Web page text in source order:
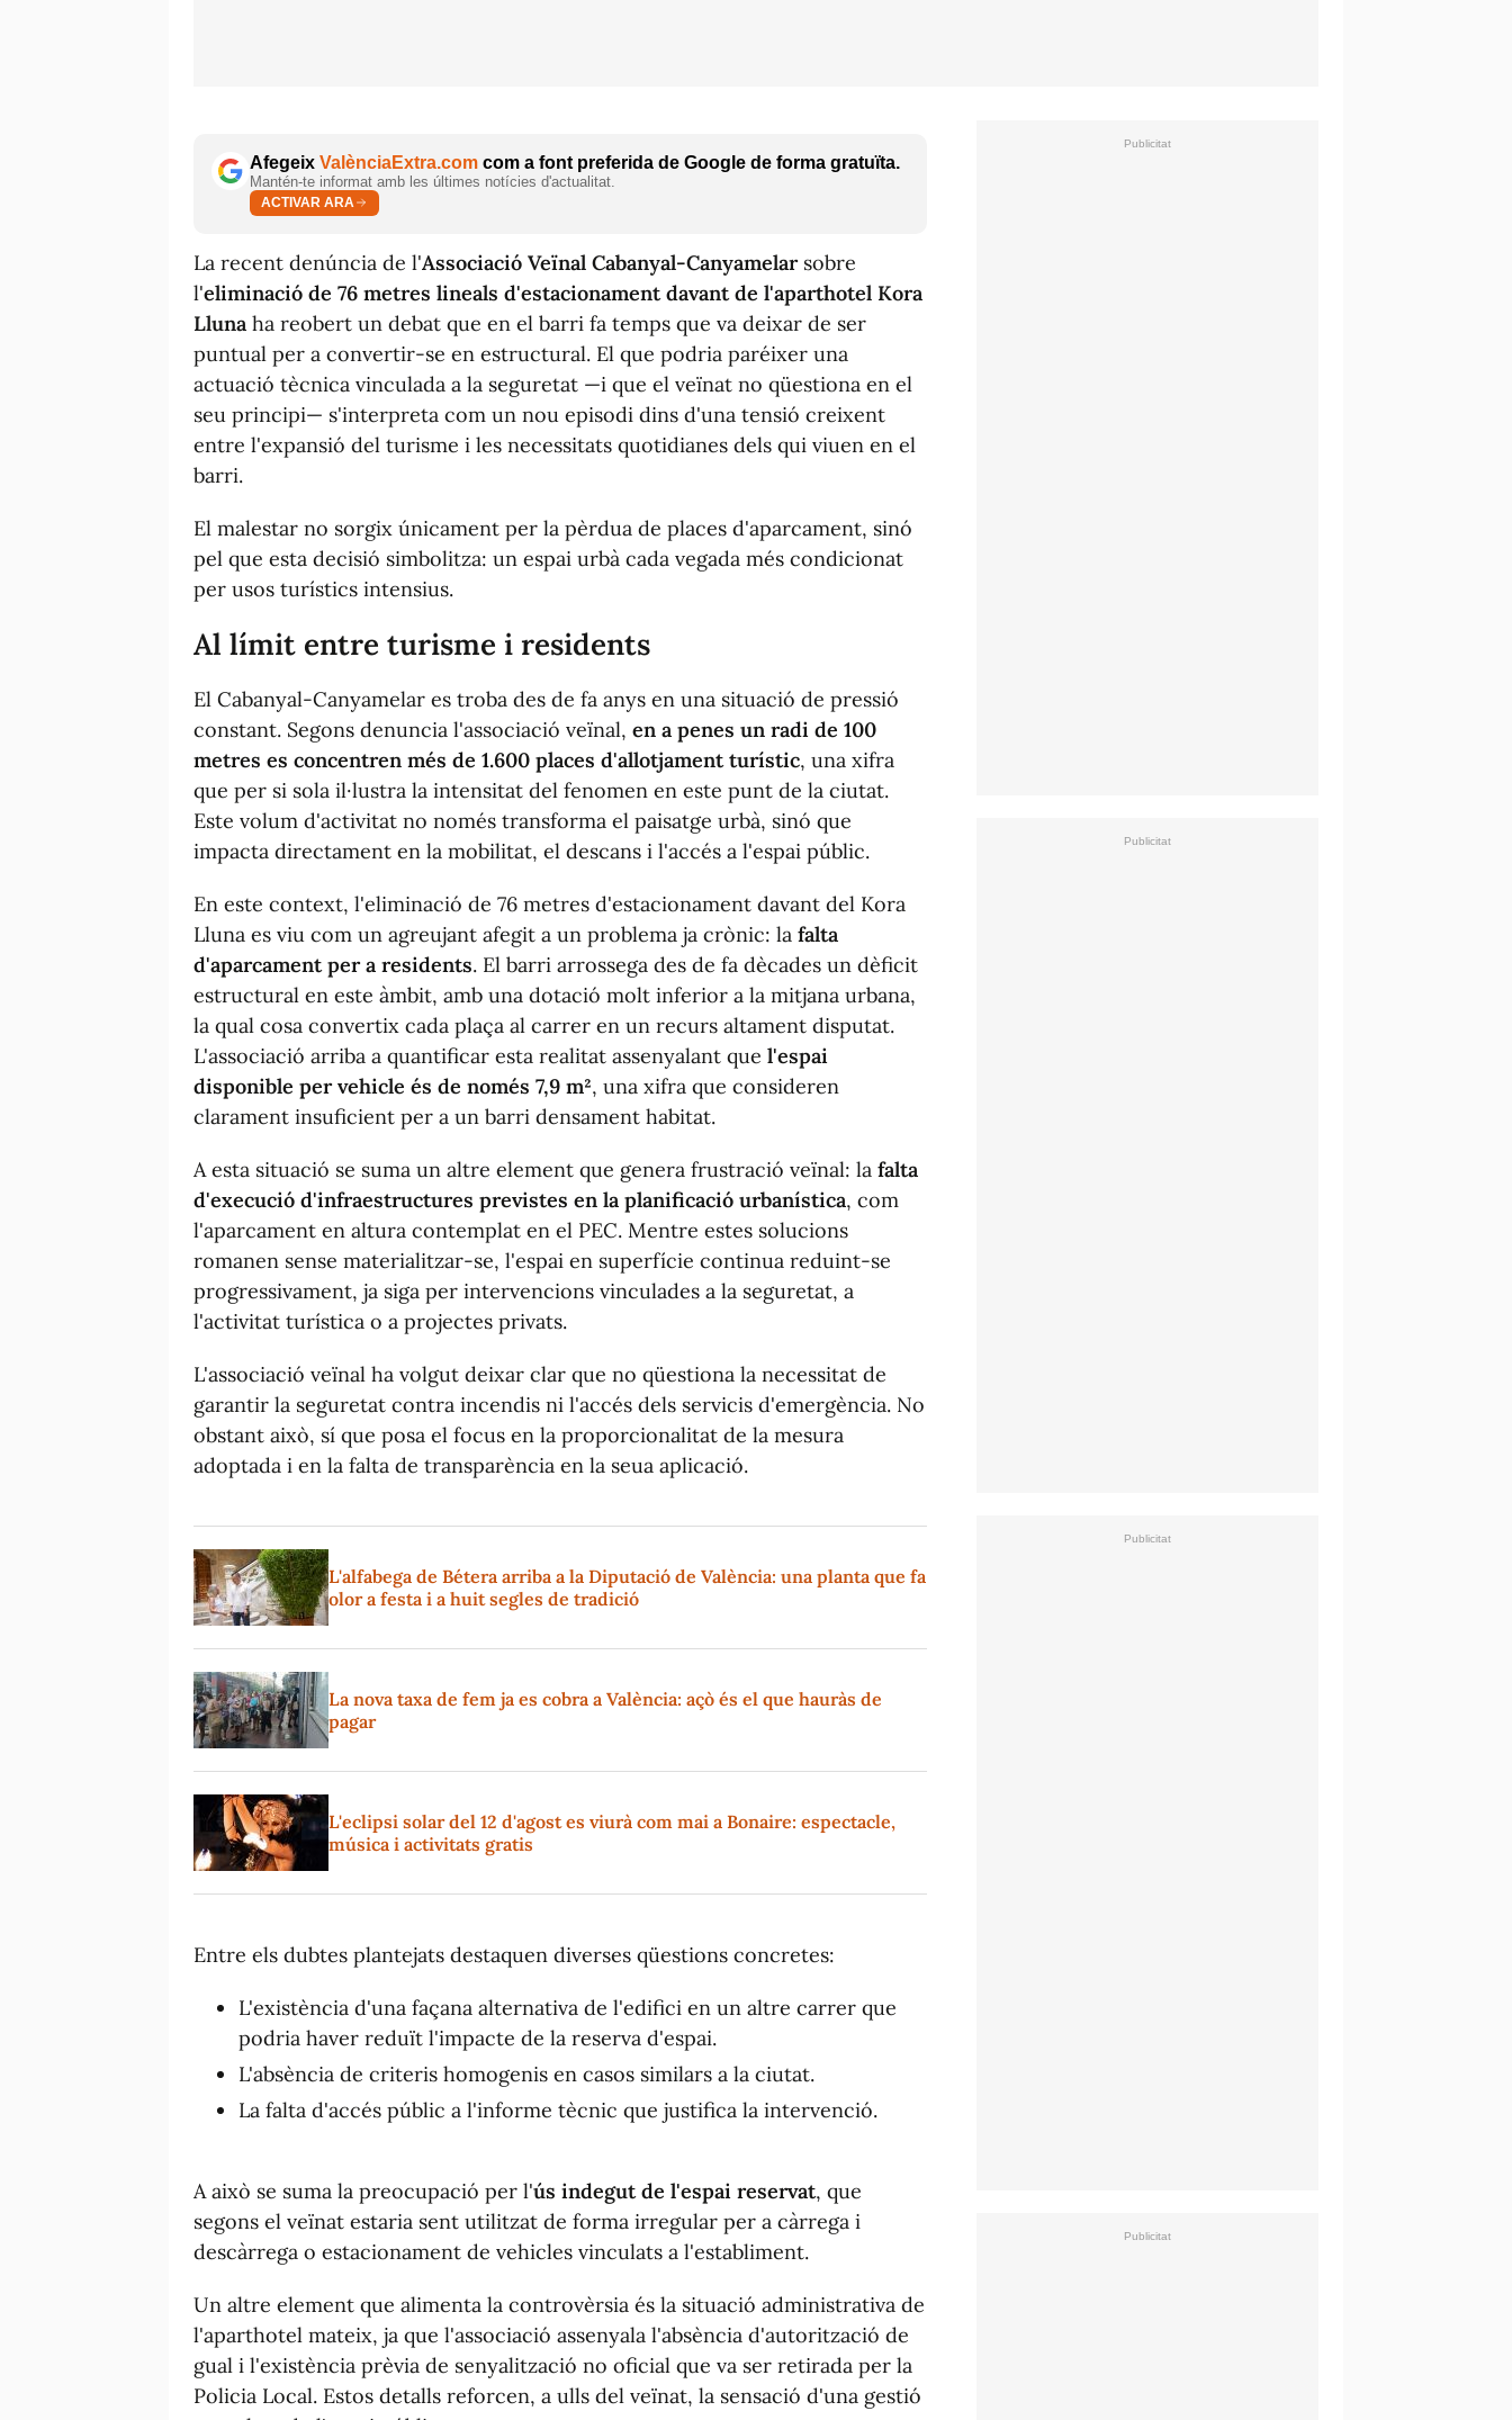
Afegeix ValènciaExtra.com com a font preferida de Google de forma gratuïta.
Mantén-te informat amb les últimes notícies d'actualitat.
ACTIVAR ARA
La recent denúncia de l'Associació Veïnal Cabanyal-Canyamelarsobre
l'eliminació de 76 metres lineals d'estacionament davant de l'aparthotel Kora
Lluna ha reobert un debat que en el barri fa temps que va deixar de ser
puntual per a convertir-se en estructural. El que podria paréixer una
actuació tècnica vinculada a la seguretat —i que el veïnat no qüestiona en el
seu principi— s'interpreta com un nou episodi dins d'una tensió creixent
entre l'expansió del turisme i les necessitats quotidianes dels qui viuen en el
barri.
El malestar no sorgix únicament per la pèrdua de places d'aparcament, sinó
pel que esta decisió simbolitza: un espai urbà cada vegada més condicionat
per usos turístics intensius.
Al límit entre turisme i residents
El Cabanyal-Canyamelar es troba des de fa anys en una situació de pressió
constant. Segons denuncia l'associació veïnal, en a penes un radi de 100
metres es concentren més de 1.600 places d'allotjament turístic, una xifra
que per si sola il·lustra la intensitat del fenomen en este punt de la ciutat.
Este volum d'activitat no només transforma el paisatge urbà, sinó que
impacta directament en la mobilitat, el descans i l'accés a l'espai públic.
En este context, l'eliminació de 76 metres d'estacionament davant del Kora
Lluna es viu com un agreujant afegit a un problema ja crònic: la falta
d'aparcament per a residents. El barri arrossega des de fa dècades un dèficit
estructural en este àmbit, amb una dotació molt inferior a la mitjana urbana,
la qual cosa convertix cada plaça al carrer en un recurs altament disputat.
L'associació arriba a quantificar esta realitat assenyalant que l'espai
disponible per vehicle és de només 7,9 m², una xifra que consideren
clarament insuficient per a un barri densament habitat.
A esta situació se suma un altre element que genera frustració veïnal: la falta
d'execució d'infraestructures previstes en la planificació urbanística, com
l'aparcament en altura contemplat en el PEC. Mentre estes solucions
romanen sense materialitzar-se, l'espai en superfície continua reduint-se
progressivament, ja siga per intervencions vinculades a la seguretat, a
l'activitat turística o a projectes privats.
L'associació veïnal ha volgut deixar clar que no qüestiona la necessitat de
garantir la seguretat contra incendis ni l'accés dels servicis d'emergència. No
obstant això, sí que posa el focus en la proporcionalitat de la mesura
adoptada i en la falta de transparència en la seua aplicació.
L'alfabega de Bétera arriba a la Diputació de València: una planta que fa
olor a festa i a huit segles de tradició
La nova taxa de fem ja es cobra a València: açò és el que hauràs de
pagar
L'eclipsi solar del 12 d'agost es viurà com mai a Bonaire: espectacle,
música i activitats gratis
Entre els dubtes plantejats destaquen diverses qüestions concretes:
L'existència d'una façana alternativa de l'edifici en un altre carrer que
podria haver reduït l'impacte de la reserva d'espai.
L'absència de criteris homogenis en casos similars a la ciutat.
La falta d'accés públic a l'informe tècnic que justifica la intervenció.
A això se suma la preocupació per l'ús indegut de l'espai reservat, que
segons el veïnat estaria sent utilitzat de forma irregular per a càrrega i
descàrrega o estacionament de vehicles vinculats a l'establiment.
Un altre element que alimenta la controvèrsia és la situació administrativa de
l'aparthotel mateix, ja que l'associació assenyala l'absència d'autorització de
gual i l'existència prèvia de senyalització no oficial que va ser retirada per la
Policia Local. Estos detalls reforcen, a ulls del veïnat, la sensació d'una gestió